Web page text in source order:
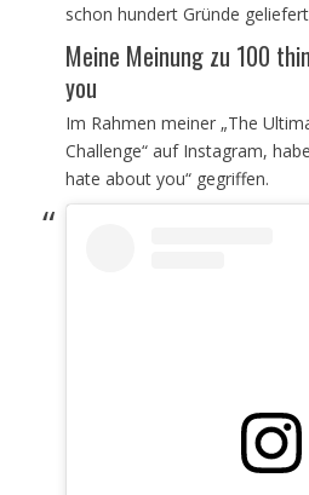
schon hundert Gründe
Meine Meinung zu 100
you
Im Rahmen meiner „The
Challenge“ auf Instagram,
hate about you“ gegriffen.